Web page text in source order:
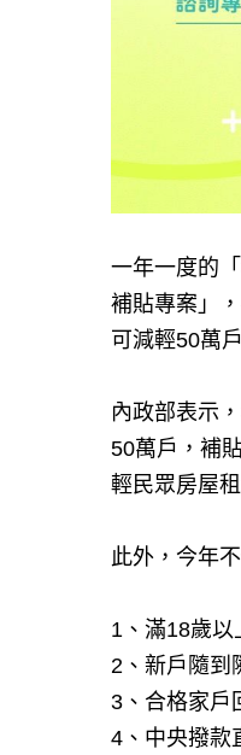
一年一度的
補貼專案」
可減輕50萬
內政部表示
50萬戶，補
輕民眾房屋
此外，今年
1、滿18歲以
2、新戶隨到
3、合格家戶
4、中央撥款